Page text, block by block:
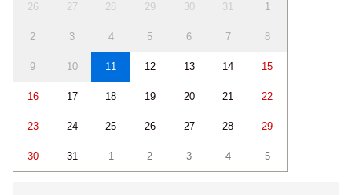
26 27 28 29 30 31 1
2 3 4 5 6 7 8
9 10 11 12 13 14 15
16 17 18 19 20 21 22
23 24 25 26 27 28 29
30 31 1 2 3 4 5